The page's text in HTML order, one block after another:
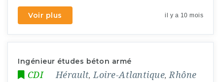
Voir plus il y a 10 mois
Ingénieur études béton armé
CDI Hérault, Loire-Atlantique, Rhône